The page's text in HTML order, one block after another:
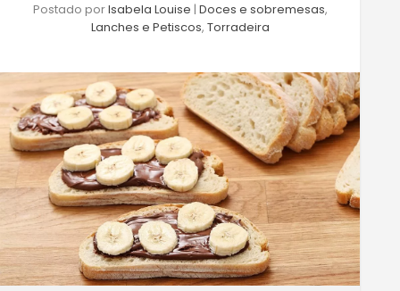
Postado porIsabela Louise | Doces e sobremesas,
Lanches e Petiscos, Torradeira